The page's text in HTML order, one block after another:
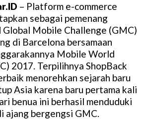
– Platform e-commerce
sebagai pemenang
Global Mobile Challenge (GMC)
di Barcelona bersamaan
Mobile World
2017. Terpilihnya ShopBack
menorehkan sejarah baru
Asia karena baru pertama kali
benua ini berhasil menduduki
ajang bergengsi GMC.